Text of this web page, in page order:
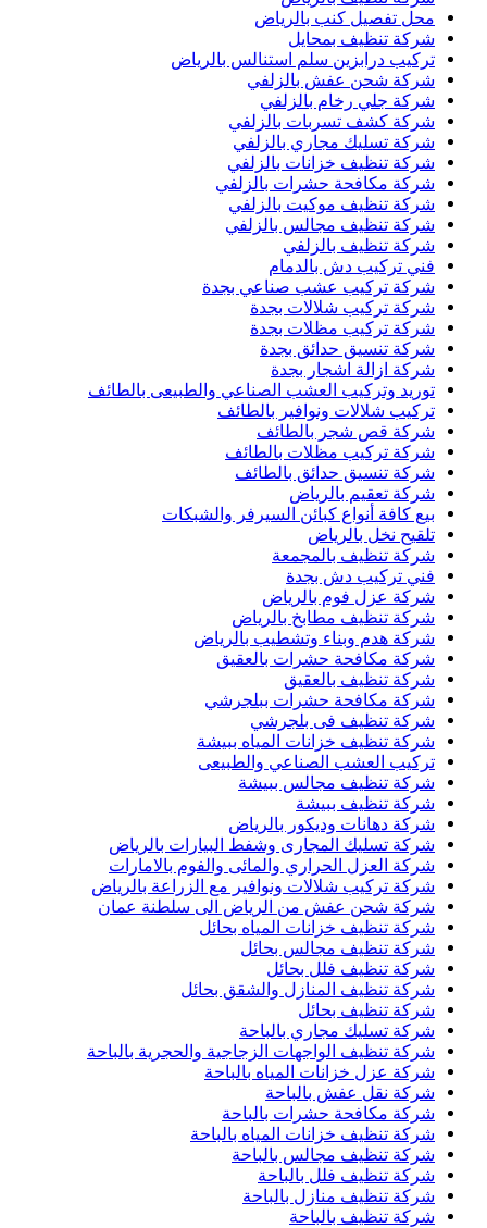
محل تفصيل كنب بالرياض
شركة تنظيف بمحايل
تركيب درابزين سلم استنالس بالرياض
شركة شحن عفش بالزلفي
شركة جلي رخام بالزلفي
شركة كشف تسربات بالزلفي
شركة تسليك مجاري بالزلفي
شركة تنظيف خزانات بالزلفي
شركة مكافحة حشرات بالزلفي
شركة تنظيف موكيت بالزلفي
شركة تنظيف مجالس بالزلفي
شركة تنظيف بالزلفي
فني تركيب دش بالدمام
شركة تركيب عشب صناعي بجدة
شركة تركيب شلالات بجدة
شركة تركيب مظلات بجدة
شركة تنسيق حدائق بجدة
شركة ازالة اشجار بجدة
توريد وتركيب العشب الصناعي والطبيعى بالطائف
تركيب شلالات ونوافير بالطائف
شركة قص شجر بالطائف
شركة تركيب مظلات بالطائف
شركة تنسيق حدائق بالطائف
شركة تعقيم بالرياض
بيع كافة أنواع كبائن السيرفر والشبكات
تلقيح نخل بالرياض
شركة تنظيف بالمجمعة
فني تركيب دش بجدة
شركة عزل فوم بالرياض
شركة تنظيف مطابخ بالرياض
شركة هدم وبناء وتشطيب بالرياض
شركة مكافحة حشرات بالعقيق
شركة تنظيف بالعقيق
شركة مكافحة حشرات ببلجرشي
شركة تنظيف فى بلجرشي
شركة تنظيف خزانات المياه ببيشة
تركيب العشب الصناعي والطبيعى
شركة تنظيف مجالس ببيشة
شركة تنظيف ببيشة
شركة دهانات وديكور بالرياض
شركة تسليك المجارى وشفط البيارات بالرياض
شركة العزل الحراري والمائى والفوم بالامارات
شركة تركيب شلالات ونوافير مع الزراعة بالرياض
شركة شحن عفش من الرياض الى سلطنة عمان
شركة تنظيف خزانات المياه بحائل
شركة تنظيف مجالس بحائل
شركة تنظيف فلل بحائل
شركة تنظيف المنازل والشقق بحائل
شركة تنظيف بحائل
شركة تسليك مجاري بالباحة
شركة تنظيف الواجهات الزجاجية والحجرية بالباحة
شركة عزل خزانات المياه بالباحة
شركة نقل عفش بالباحة
شركة مكافحة حشرات بالباحة
شركة تنظيف خزانات المياه بالباحة
شركة تنظيف مجالس بالباحة
شركة تنظيف فلل بالباحة
شركة تنظيف منازل بالباحة
شركة تنظيف بالباحة